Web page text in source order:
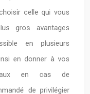
celle qui vous
gros avantages
en plusieurs
en donner à vos
en cas de
de privilégier